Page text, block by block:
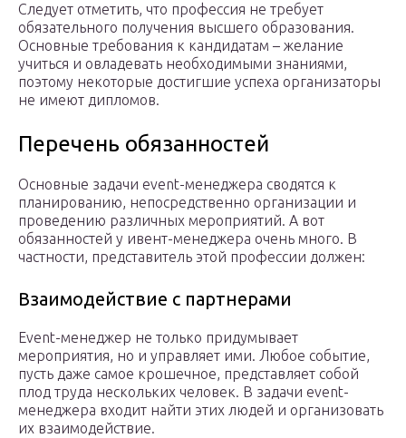
Следует отметить, что профессия не требует
обязательного получения высшего образования.
Основные требования к кандидатам – желание
учиться и овладевать необходимыми знаниями,
поэтому некоторые достигшие успеха организаторы
не имеют дипломов.
Перечень обязанностей
Основные задачи event-менеджера сводятся к
планированию, непосредственно организации и
проведению различных мероприятий. А вот
обязанностей у ивент-менеджера очень много. В
частности, представитель этой профессии должен:
Взаимодействие с партнерами
Event-менеджер не только придумывает
мероприятия, но и управляет ими. Любое событие,
пусть даже самое крошечное, представляет собой
плод труда нескольких человек. В задачи event-
менеджера входит найти этих людей и организовать
их взаимодействие.